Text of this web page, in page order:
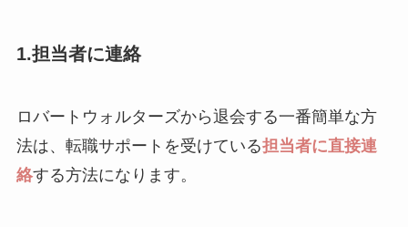
1.担当者に連絡
ロバートウォルターズから退会する一番簡単な方
法は、転職サポートを受けている担当者に直接連
絡する方法になります。